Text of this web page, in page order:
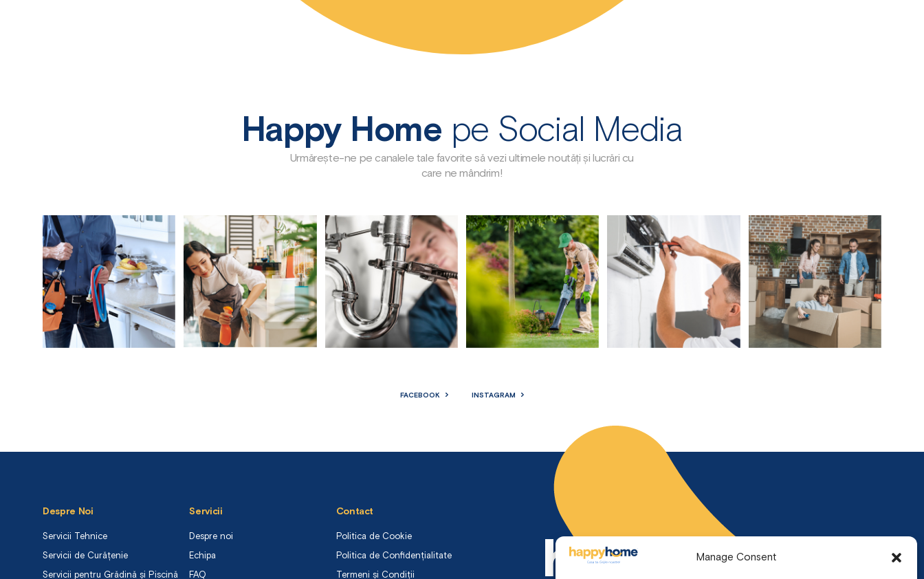
Manage Consent
Happy Home pe Social Media
Urmărește-ne pe canalele tale favorite să vezi ultimele noutăți și lucrări cu
care ne mândrim!
FACEBOOK INSTAGRAM
Despre Noi
Servicii Tehnice
Servicii de Curățenie
Servicii pentru Grădină și Piscină
Servicii
Despre noi
Echipa
FAQ
Contact
Politica de Cookie
Politica de Confidențialitate
Termeni și Condiții